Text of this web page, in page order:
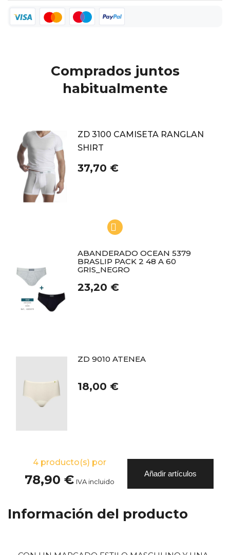
Comprados juntos
habitualmente
ZD 3100 CAMISETA RANGLAN
SHIRT
37,70 €
ABANDERADO OCEAN 5379
BRASLIP PACK 2 48 A 60
GRIS_NEGRO
23,20 €
ZD 9010 ATENEA
18,00 €
4producto(s) por
78,90 € IVA incluido
Añadir artículos
Información del producto